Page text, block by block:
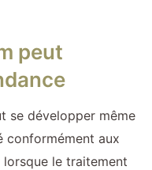
peut
se développer même
conformément aux
le traitement